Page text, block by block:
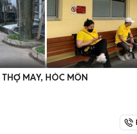
MAY, HÓC MÔN